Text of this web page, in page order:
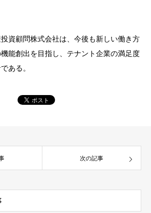
資顧問株式会社は、今後も新しい働き方
能創出を目指し、テナント企業の満足度
ある。
次の記事